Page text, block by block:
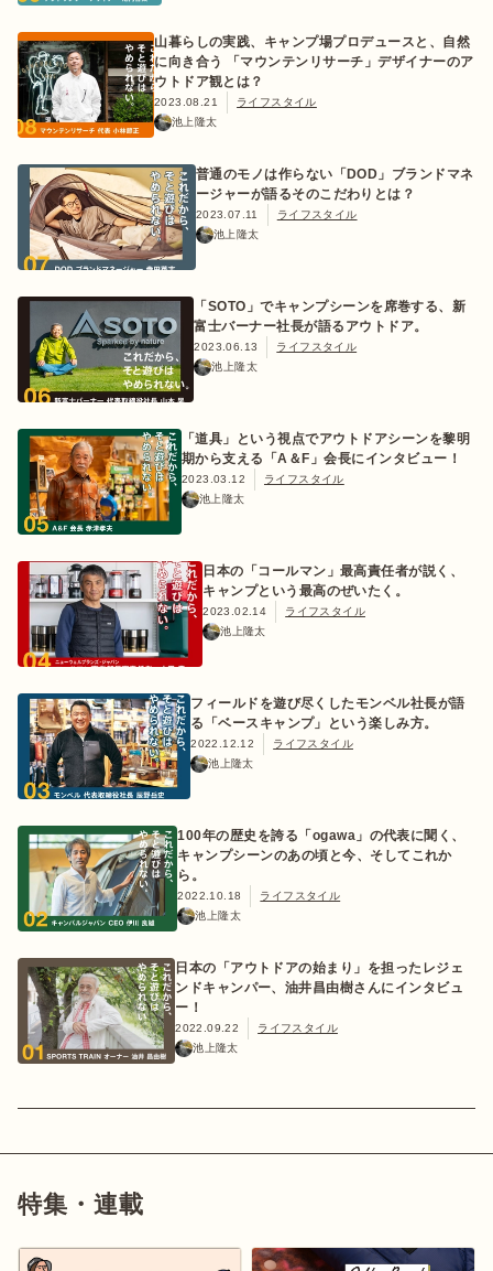
山暮らしの実践、キャンプ場プロデュースと、自然
に向き合う 「マウンテンリサーチ」デザイナーのア
ウトドア観とは？
2023.08.21
ライフスタイル
池上隆太
普通のモノは作らない「DOD」ブランドマネ
ージャーが語るそのこだわりとは？
2023.07.11
ライフスタイル
池上隆太
「SOTO」でキャンプシーンを席巻する、新
富士バーナー社長が語るアウトドア。
2023.06.13
ライフスタイル
池上隆太
「道具」という視点でアウトドアシーンを黎明
期から支える「A＆F」会長にインタビュー！
2023.03.12
ライフスタイル
池上隆太
日本の「コールマン」最高責任者が説く、
キャンプという最高のぜいたく。
2023.02.14
ライフスタイル
池上隆太
フィールドを遊び尽くしたモンベル社長が語
る「ベースキャンプ」という楽しみ方。
2022.12.12
ライフスタイル
池上隆太
100年の歴史を誇る「ogawa」の代表に聞く、
キャンプシーンのあの頃と今、そしてこれか
ら。
2022.10.18
ライフスタイル
池上隆太
日本の「アウトドアの始まり」を担ったレジェ
ンドキャンパー、油井昌由樹さんにインタビュ
ー！
2022.09.22
ライフスタイル
池上隆太
特集・連載
マガジン イベント
キャンプ場